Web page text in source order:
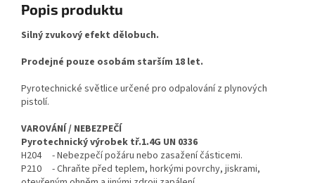
Popis produktu
Silný zvukový efekt dělobuch.
Prodejné pouze osobám starším 18 let.
Pyrotechnické světlice určené pro odpalování z plynových
pistolí.
VAROVÁNÍ / NEBEZPEČÍ
Pyrotechnický výrobek tř.1.4G UN 0336
H204 - Nebezpečí požáru nebo zasažení částicemi.
P210 - Chraňte před teplem, horkými povrchy, jiskrami,